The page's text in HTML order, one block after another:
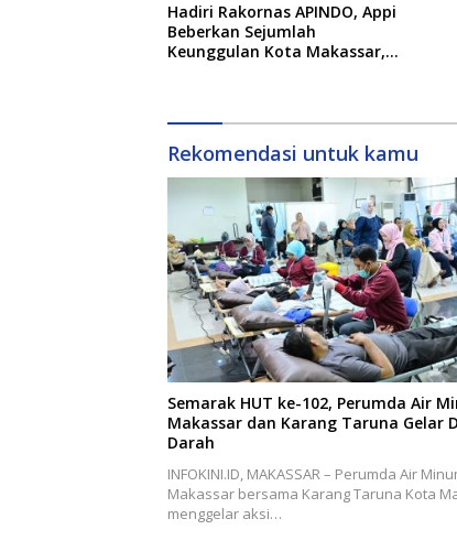
Hadiri Rakornas APINDO, Appi
Beberkan Sejumlah
Keunggulan Kota Makassar,
Rekomendasi untuk kamu
Semarak HUT ke-102, Perumda Air
Makassar dan Karang Taruna Gelar
Darah
INFOKINI.ID, MAKASSAR – Perumda Air
Makassar bersama Karang Taruna Kota
menggelar aksi…